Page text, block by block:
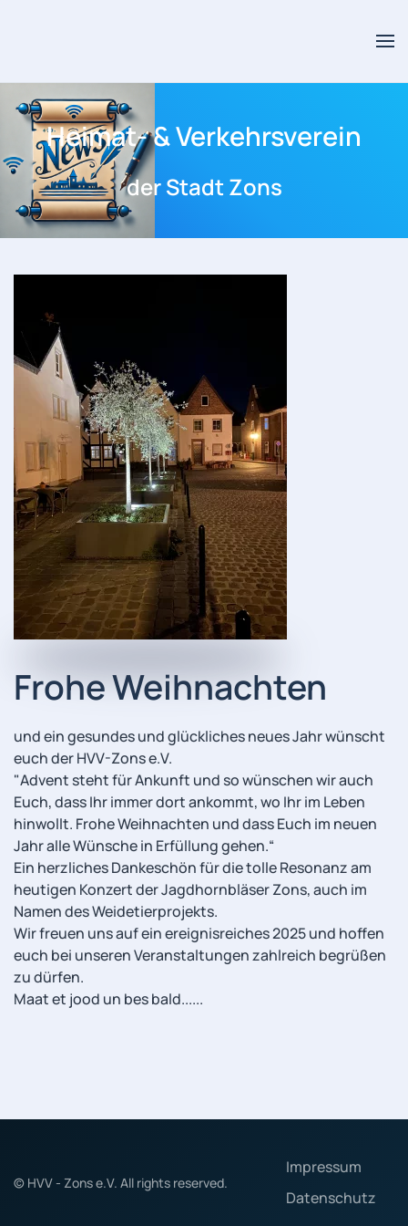
Heimat- & Verkehrsverein
der Stadt Zons
Frohe Weihnachten
und ein gesundes und glückliches neues Jahr wünscht
euch der HVV-Zons e.V.
"Advent steht für Ankunft und so wünschen wir auch
Euch, dass Ihr immer dort ankommt, wo Ihr im Leben
hinwollt. Frohe Weihnachten und dass Euch im neuen
Jahr alle Wünsche in Erfüllung gehen.“
Ein herzliches Dankeschön für die tolle Resonanz am
heutigen Konzert der Jagdhornbläser Zons, auch im
Namen des Weidetierprojekts.
Wir freuen uns auf ein ereignisreiches 2025 und hoffen
euch bei unseren Veranstaltungen zahlreich begrüßen
zu dürfen.
Maat et jood un bes bald......
© HVV - Zons e.V. All rights reserved.
Impressum
Datenschutz